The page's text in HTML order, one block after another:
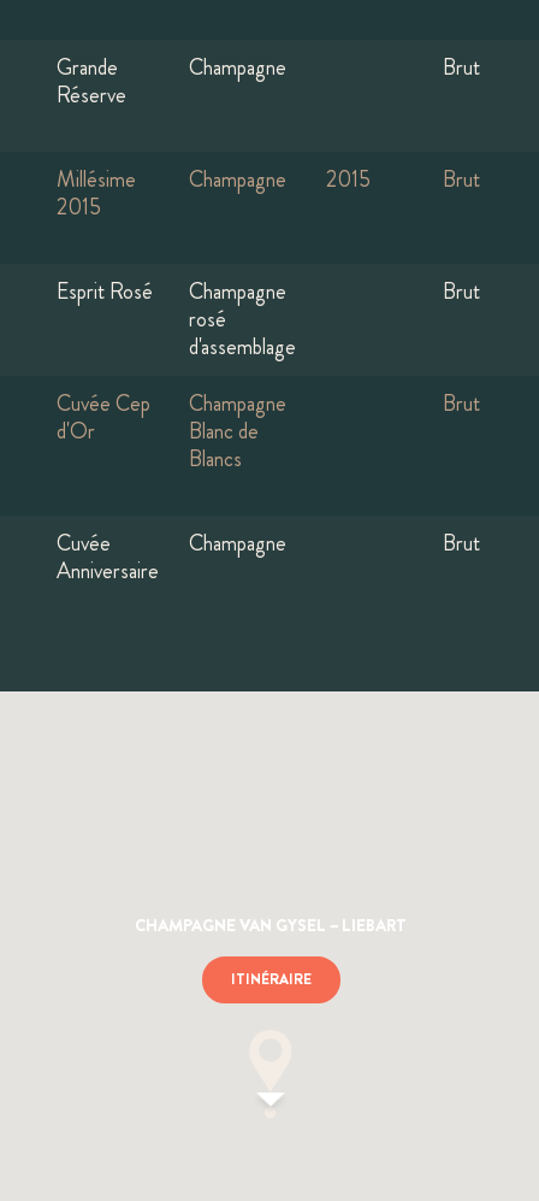
Grande
Réserve
Champagne Brut
Millésime
2015
Champagne 2015 Brut
Esprit Rosé
Champagne
rosé
d'assemblage
Brut
Cuvée Cep
d'Or
Champagne
Blanc de
Blancs
Brut
Cuvée
Anniversaire
Champagne Brut
CHAMPAGNE VAN GYSEL – LIEBART
ITINÉRAIRE